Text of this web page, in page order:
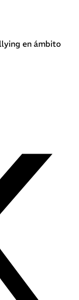
en ámbito